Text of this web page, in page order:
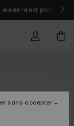
week-end pour
sans accepter